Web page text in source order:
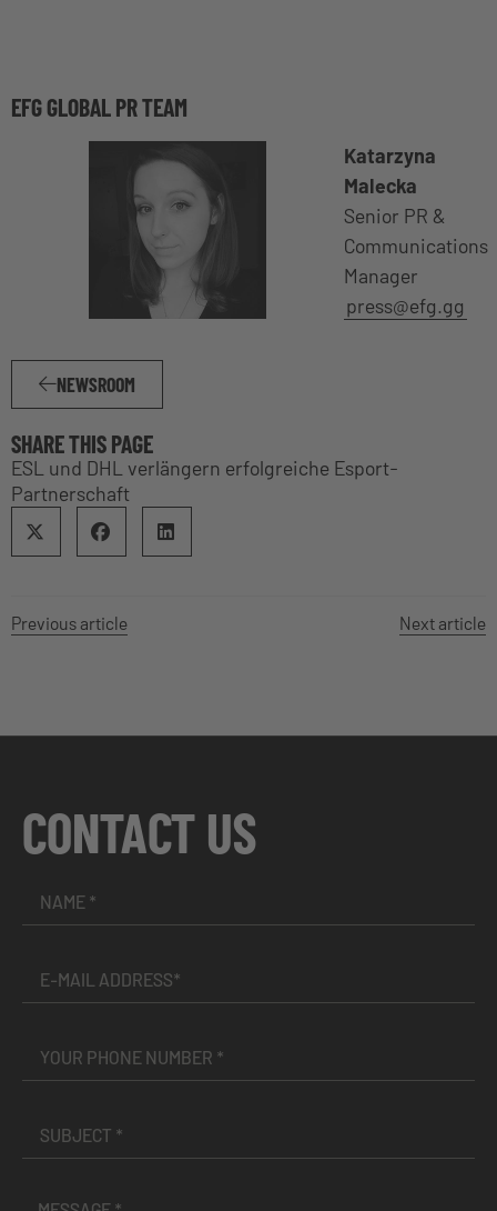
EFG GLOBAL PR TEAM
Katarzyna
Malecka
Senior PR &
Communications
Manager
press@efg.gg
NEWSROOM
SHARE THIS PAGE
ESL und DHL verlängern erfolgreiche Esport-
Partnerschaft
Previous article Next article
CONTACT US